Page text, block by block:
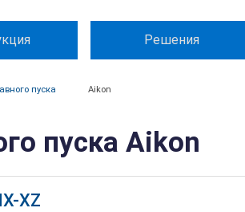
Решения
пуска Aikon
пуска Aikon
XZ